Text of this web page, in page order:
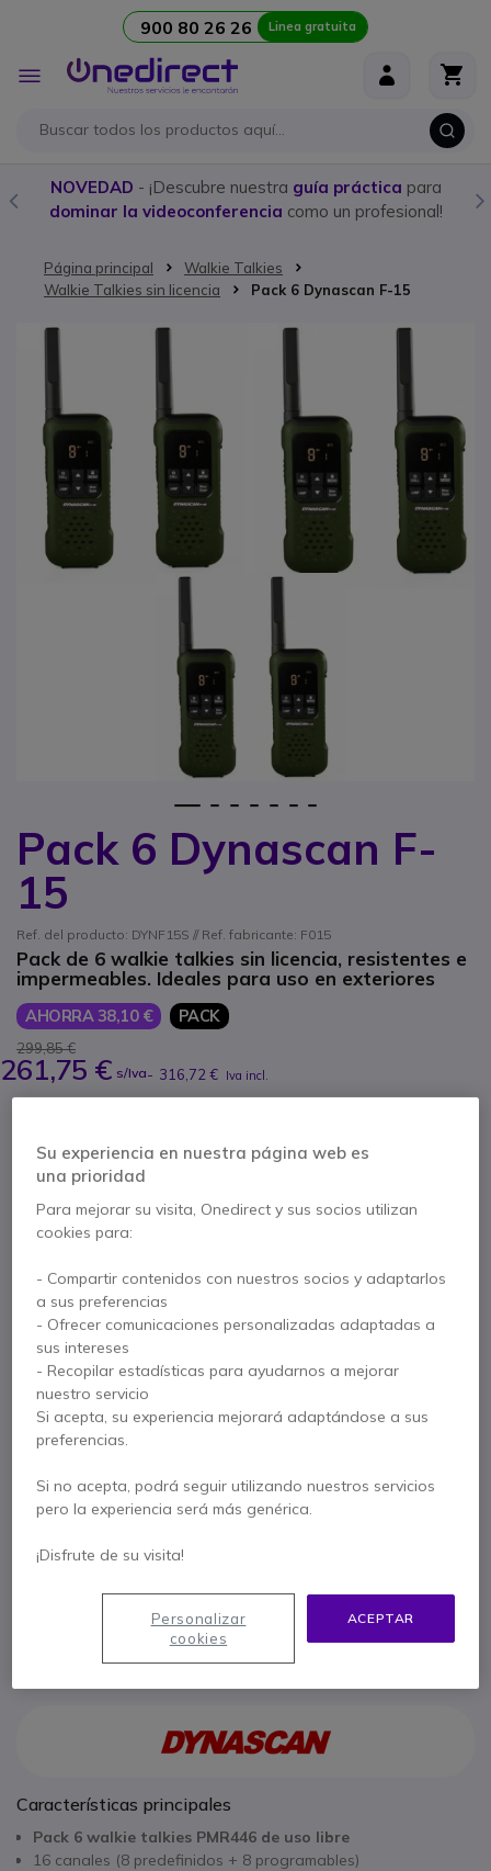
900 80 26 26 Linea gratuita
Toggle
Nav
NOVEDAD - ¡Descubre nuestra guía práctica para
dominar la videoconferencia como un profesional!
Página principal
Walkie Talkies
Walkie Talkies sin licencia
Pack 6 Dynascan F-15
Pack 6 Dynascan F-
15
Ref. del producto: DYNF15S // Ref. fabricante: F015
Pack de 6 walkie talkies sin licencia, resistentes e
impermeables. Ideales para uso en exteriores
AHORRA 38,10 € PACK
299,85 €
261,75 € s/Iva- 316,72 € Iva incl.
PRESUPUESTO EN 4 H
Configuración básica de walkie-talkies - 6
unidades
59,95 €
Incluido en este pack:
3 años de garantíadel fabricante
Paga en 3 pagos de105,57 €
Características principales
Pack 6 walkie talkies PMR446 de uso libre
16 canales (8 predefinidos + 8 programables)
Saltar al final de la galería de imágenes
Saltar al comienzo de la galería de imágenes
Su experiencia en nuestra página web es
una prioridad
Para mejorar su visita, Onedirect y sus socios utilizan
cookies para:
- Compartir contenidos con nuestros socios y adaptarlos
a sus preferencias
- Ofrecer comunicaciones personalizadas adaptadas a
sus intereses
- Recopilar estadísticas para ayudarnos a mejorar
nuestro servicio
Si acepta, su experiencia mejorará adaptándose a sus
preferencias.
Si no acepta, podrá seguir utilizando nuestros servicios
pero la experiencia será más genérica.
¡Disfrute de su visita!
ACEPTAR
Personalizar
cookies